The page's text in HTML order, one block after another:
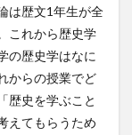
は歴文1年生が全
これから歴史学
の歴史学はなに
からの授業でど
歴史を学ぶこと
えてもらうため